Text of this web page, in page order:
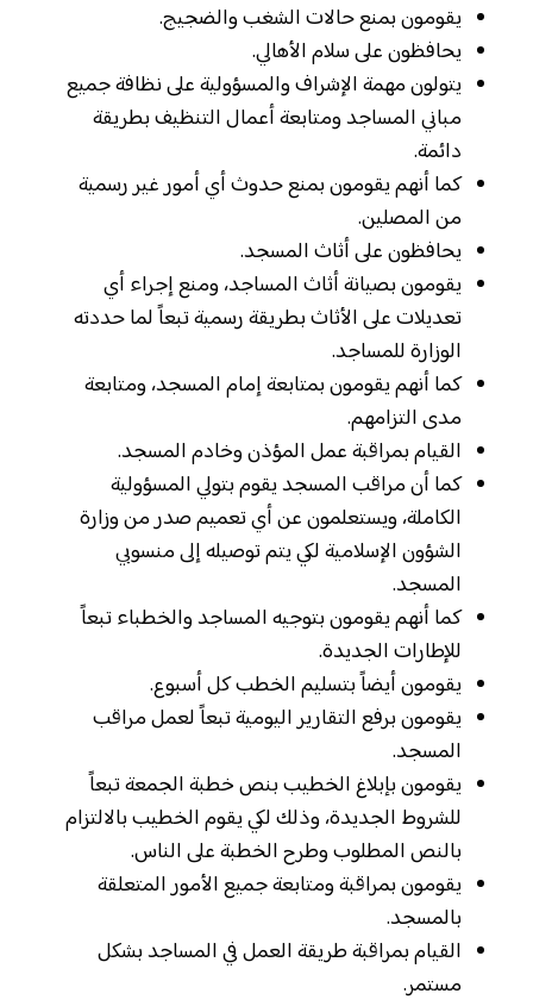
يقومون بمنع حالات الشغب والضجيج.
يحافظون على سلام الأهالي.
يتولون مهمة الإشراف والمسؤولية على نظافة جميع
مباني المساجد ومتابعة أعمال التنظيف بطريقة
دائمة.
كما أنهم يقومون بمنع حدوث أي أمور غير رسمية
من المصلين.
يحافظون على أثاث المسجد.
يقومون بصيانة أثاث المساجد، ومنع إجراء أي
تعديلات على الأثاث بطريقة رسمية تبعاً لما حددته
الوزارة للمساجد.
كما أنهم يقومون بمتابعة إمام المسجد، ومتابعة
مدى التزامهم.
القيام بمراقبة عمل المؤذن وخادم المسجد.
كما أن مراقب المسجد يقوم بتولي المسؤولية
الكاملة، ويستعلمون عن أي تعميم صدر من وزارة
الشؤون الإسلامية لكي يتم توصيله إلى منسوبي
المسجد.
كما أنهم يقومون بتوجيه المساجد والخطباء تبعاً
للإطارات الجديدة.
يقومون أيضاً بتسليم الخطب كل أسبوع.
يقومون برفع التقارير اليومية تبعاً لعمل مراقب
المسجد.
يقومون بإبلاغ الخطيب بنص خطبة الجمعة تبعاً
للشروط الجديدة، وذلك لكي يقوم الخطيب بالالتزام
بالنص المطلوب وطرح الخطبة على الناس.
يقومون بمراقبة ومتابعة جميع الأمور المتعلقة
بالمسجد.
القيام بمراقبة طريقة العمل في المساجد بشكل
مستمر.